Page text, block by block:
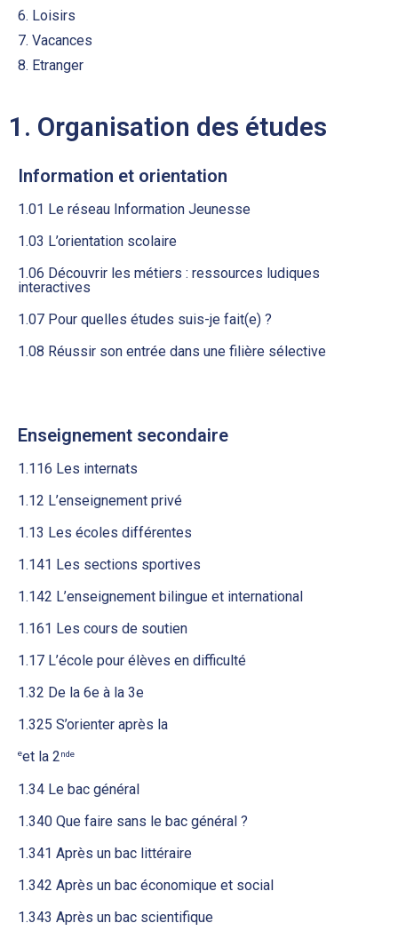
6. Loisirs
7. Vacances
8. Etranger
1. Organisation des études
Information et orientation
1.01 Le réseau Information Jeunesse
1.03 L’orientation scolaire
1.06 Découvrir les métiers : ressources ludiques
interactives
1.07 Pour quelles études suis-je fait(e) ?
1.08 Réussir son entrée dans une filière sélective
Enseignement secondaire
1.116 Les internats
1.12 L’enseignement privé
1.13 Les écoles différentes
1.141 Les sections sportives
1.142 L’enseignement bilingue et international
1.161 Les cours de soutien
1.17 L’école pour élèves en difficulté
1.32 De la 6e à la 3e
1.325 S’orienter après la
eet la 2nde
1.34 Le bac général
1.340 Que faire sans le bac général ?
1.341 Après un bac littéraire
1.342 Après un bac économique et social
1.343 Après un bac scientifique